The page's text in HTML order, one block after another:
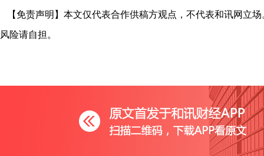
【免责声明】本文仅代表合作供稿方观点，不代表和讯网立
风险请自担。